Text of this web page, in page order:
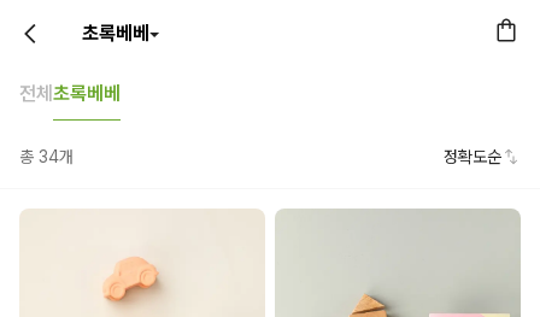
초록베베
전체 초록베베
총 34개 정확도순